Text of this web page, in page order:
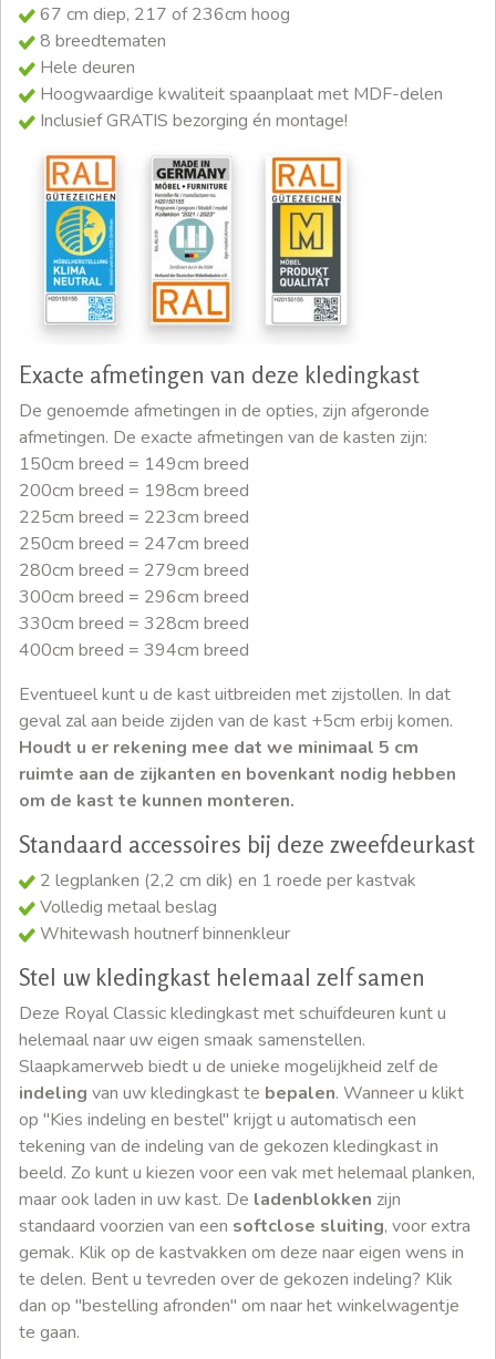
67 cm diep, 217 of 236cm hoog
8 breedtematen
Hele deuren
Hoogwaardige kwaliteit spaanplaat met MDF-delen
Inclusief GRATIS bezorging én montage!
Exacte afmetingen van deze kledingkast
De genoemde afmetingen in de opties, zijn afgeronde
afmetingen. De exacte afmetingen van de kasten zijn:
150cm breed = 149cm breed
200cm breed = 198cm breed
225cm breed = 223cm breed
250cm breed = 247cm breed
280cm breed = 279cm breed
300cm breed = 296cm breed
330cm breed = 328cm breed
400cm breed = 394cm breed
Eventueel kunt u de kast uitbreiden met zijstollen. In dat
geval zal aan beide zijden van de kast +5cm erbij komen.
Houdt u er rekening mee dat we minimaal 5 cm
ruimte aan de zijkanten en bovenkant nodig hebben
om de kast te kunnen monteren.
Standaard accessoires bij deze zweefdeurkast
2 legplanken (2,2 cm dik) en 1 roede per kastvak
Volledig metaal beslag
Whitewash houtnerf binnenkleur
Stel uw kledingkast helemaal zelf samen
Deze Royal Classic kledingkast met schuifdeuren kunt u
helemaal naar uw eigen smaak samenstellen.
Slaapkamerweb biedt u de unieke mogelijkheid zelf de
indeling van uw kledingkast te bepalen. Wanneer u klikt
op "Kies indeling en bestel" krijgt u automatisch een
tekening van de indeling van de gekozen kledingkast in
beeld. Zo kunt u kiezen voor een vak met helemaal planken,
maar ook laden in uw kast. De ladenblokken zijn
standaard voorzien van een softclose sluiting, voor extra
gemak. Klik op de kastvakken om deze naar eigen wens in
te delen. Bent u tevreden over de gekozen indeling? Klik
dan op "bestelling afronden" om naar het winkelwagentje
te gaan.